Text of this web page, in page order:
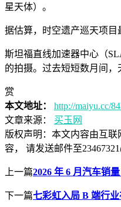
星天体）。
据估算，时空遗产巡天项目
斯坦福直线加速器中心（
的拍摄。过去短短数月间
赏
本文地址：
http://maiyu.cc/
文章来源：
买玉网
版权声明： 本文内容由互联
容， 请发送邮件至
上一篇2026 年 6 月汽车销
下一篇七彩虹入局 B 端行